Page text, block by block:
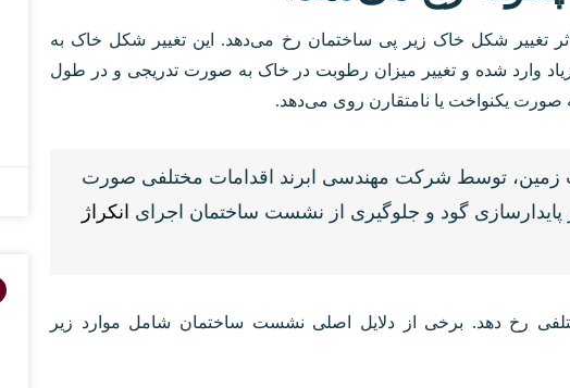
تغییر شکل خاک زیر پی ساختمان رخ می‌دهد. این تغییر شکل خاک به
زیاد وارد شده و تغییر میزان رطوبت در خاک به صورت تدریجی و در طول
یکنواخت یا نامتقارن روی می‌دهد.
زمین، توسط شرکت مهندسی ابرند اقدامات مختلفی صورت
گود و جلوگیری از نشست ساختمان اجرای انکراژ
رخ دهد. برخی از دلایل اصلی نشست ساختمان شامل موارد زیر